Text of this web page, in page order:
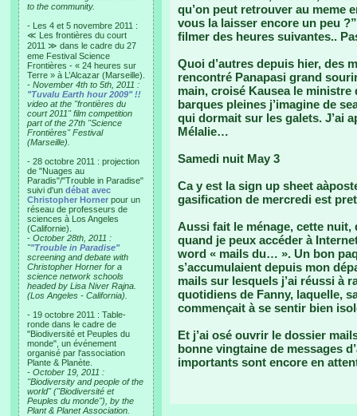
to the community.
- Les 4 et 5 novembre 2011 :
≪ Les frontières du court
2011 ≫ dans le cadre du 27
eme Festival Science
Frontières - « 24 heures sur
Terre » à L’Alcazar (Marseille).
- November 4th to 5th, 2011 :
"Tuvalu Earth hour 2009" !!
video at the "frontières du
court 2011" film competition
part of the 27th "Science
Frontières" Festival
(Marseille).
- 28 octobre 2011 : projection
de "Nuages au
Paradis"/"Trouble in Paradise"
suivi d'un débat avec
Christopher Horner pour un
réseau de professeurs de
sciences à Los Angeles
(Californie).
- October 28th, 2011 :
""Trouble in Paradise"
screening and debate with
Christopher Horner for a
science network schools
headed by Lisa Niver Rajna.
(Los Angeles - California).
- 19 octobre 2011 : Table-
ronde dans le cadre de
"Biodiversité et Peuples du
monde", un événement
organisé par l'association
Plante & Planète.
- October 19, 2011 :
"Biodiversity and people of the
world" ("Biodiversité et
Peuples du monde"), by the
Plant & Planet Association.
qu’on peut retrouver au meme
vous la laisser encore un peu
filmer des heures suivantes..
Quoi d’autres depuis hier, des
rencontré Panapasi grand
main, croisé Kausea le ministre
barques pleines j’imagine de
qui dormait sur les galets. J’ai
Mélalie…
Samedi nuit May 3
Ca y est la sign up sheet
gasification de mercredi est
Aussi fait le ménage, cette
quand je peux accéder à
word « mails du… ». Un bon
s’accumulaient depuis mon
mails sur lesquels j’ai réussi à
quotidiens de Fanny, laquelle,
commençait à se sentir bien
Et j’ai osé ouvrir le dossier
bonne vingtaine de messages
importants sont encore en